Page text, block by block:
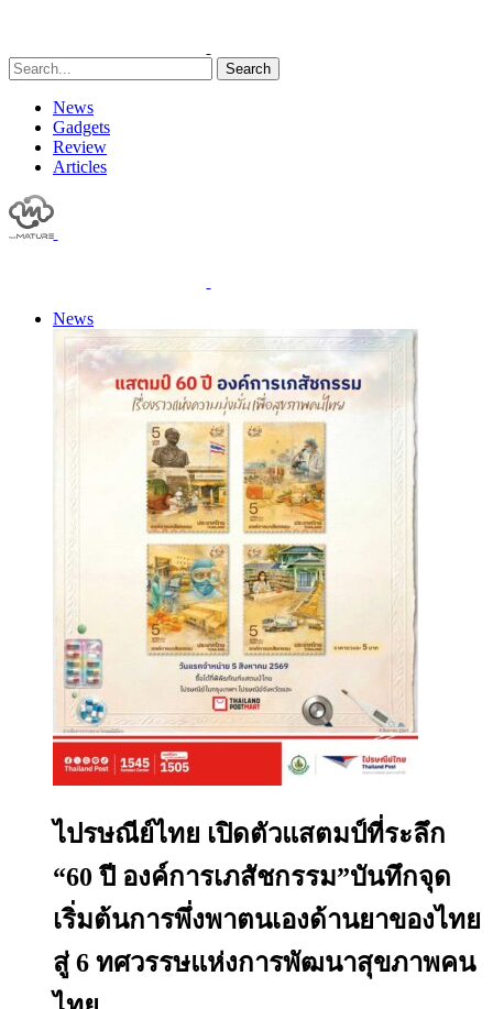
Search
News
Gadgets
Review
Articles
News
ไปรษณีย์ไทย เปิดตัวแสตมป์ที่ระลึก
“60 ปี องค์การเภสัชกรรม”บันทึกจุด
เริ่มต้นการพึ่งพาตนเองด้านยาของไทย
สู่ 6 ทศวรรษแห่งการพัฒนาสุขภาพคน